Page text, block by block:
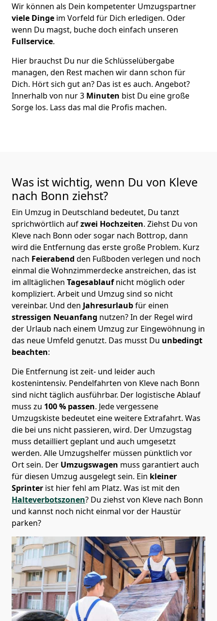
Wir können als Dein kompetenter Umzugspartner
viele Dinge im Vorfeld für Dich erledigen. Oder
wenn Du magst, buche doch einfach unseren
Fullservice.
Hier brauchst Du nur die Schlüsselübergabe
managen, den Rest machen wir dann schon für
Dich. Hört sich gut an? Das ist es auch. Angebot?
Innerhalb von nur 3 Minuten bist Du eine große
Sorge los. Lass das mal die Profis machen.
Was ist wichtig, wenn Du von Kleve
nach Bonn ziehst?
Ein Umzug in Deutschland bedeutet, Du tanzt
sprichwörtlich aufzwei Hochzeiten. Ziehst Du von
Kleve nach Bonn oder sogar nach Bottrop, dann
wird die Entfernung das erste große Problem. Kurz
nach Feierabend den Fußboden verlegen und noch
einmal die Wohnzimmerdecke anstreichen, das ist
im alltäglichen Tagesablaufnicht möglich oder
kompliziert. Arbeit und Umzug sind so nicht
vereinbar. Und den Jahresurlaubfür einen
stressigen Neuanfang nutzen? In der Regel wird
der Urlaub nach einem Umzug zur Eingewöhnung in
das neue Umfeld genutzt. Das musst Du unbedingt
beachten:
Die Entfernung ist zeit- und leider auch
kostenintensiv. Pendelfahrten von Kleve nach Bonn
sind nicht täglich ausführbar. Der logistische Ablauf
muss zu 100 % passen. Jede vergessene
Umzugskiste bedeutet eine weitere Extrafahrt. Was
die bei uns nicht passieren, wird. Der Umzugstag
muss detailliert geplant und auch umgesetzt
werden. Alle Umzugshelfer müssen pünktlich vor
Ort sein. Der Umzugswagen muss garantiert auch
für diesen Umzug ausgelegt sein. Ein kleiner
Sprinter ist hier fehl am Platz. Was ist mit den
Halteverbotszonen? Du ziehst von Kleve nach Bonn
und kannst noch nicht einmal vor der Haustür
parken?